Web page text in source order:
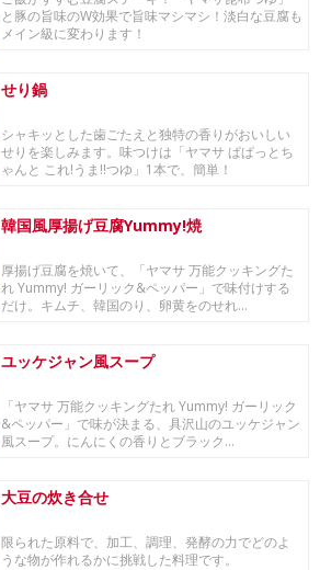
と豚の旨味のW効果で旨味マシマシ！淡白な豆腐も
メイン級に変わります！
せり鍋
シャキッとした歯ごたえと独特の香りがおいしい
せりを楽しみます。味つけは「ヤマサ ぱぱっとち
ゃんと これ!うま!!つゆ」1本で、簡単！
韓国風厚揚げ豆腐Yummy!焼
厚揚げ豆腐を焼いて、「ヤマサ 万能クッキングた
れ Yummy! ガーリック&ペッパー」で味付けする
だけ。キムチ、韓国のり、卵黄をのせれ...
ユッケジャン風スープ
「ヤマサ 万能クッキングたれ Yummy! ガーリック
&ペッパー」で味が決まる、具沢山のユッケジャン
風スープ。にんにくの香りとブラック...
大豆の炊き合せ
限られた原料で、加工、調理、発酵の力でどのよ
うな物が作れるかに挑戦した料理です。